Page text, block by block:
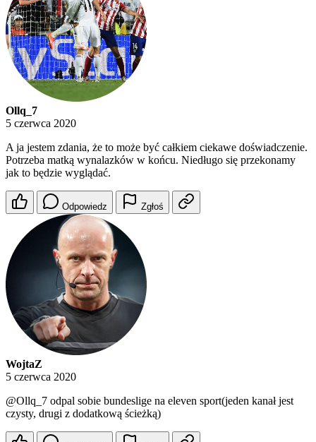
Ollq_7
5 czerwca 2020
A ja jestem zdania, że to może być całkiem ciekawe doświadczenie.
Potrzeba matką wynalazków w końcu. Niedługo się przekonamy
jak to będzie wyglądać.
Odpowiedz Zgłoś
WojtaZ
5 czerwca 2020
@Ollq_7 odpal sobie bundeslige na eleven sport(jeden kanał jest
czysty, drugi z dodatkową ścieżką)